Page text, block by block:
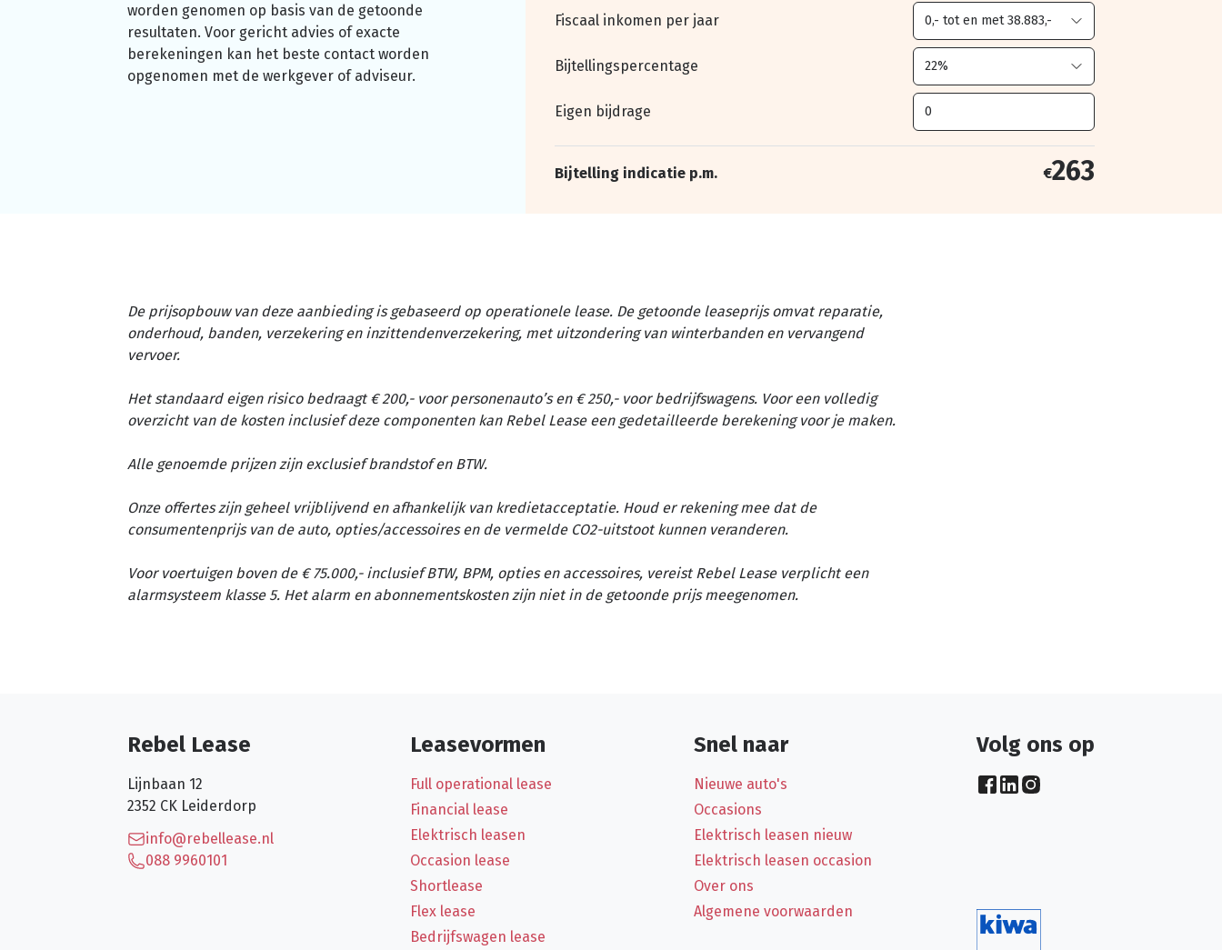
worden genomen op basis van de getoonde
resultaten. Voor gericht advies of exacte
berekeningen kan het beste contact worden
opgenomen met de werkgever of adviseur.
Fiscaal inkomen per jaar
Bijtellingspercentage
Eigen bijdrage
Bijtelling indicatie p.m. €263
De prijsopbouw van deze aanbieding is gebaseerd op operationele lease. De getoonde leaseprijs omvat reparatie,
onderhoud, banden, verzekering en inzittendenverzekering, met uitzondering van winterbanden en vervangend
vervoer.
Het standaard eigen risico bedraagt € 200,- voor personenauto’s en € 250,- voor bedrijfswagens. Voor een volledig
overzicht van de kosten inclusief deze componenten kan Rebel Lease een gedetailleerde berekening voor je maken.
Alle genoemde prijzen zijn exclusief brandstof en BTW.
Onze offertes zijn geheel vrijblijvend en afhankelijk van kredietacceptatie. Houd er rekening mee dat de
consumentenprijs van de auto, opties/accessoires en de vermelde CO2-uitstoot kunnen veranderen.
Voor voertuigen boven de € 75.000,- inclusief BTW, BPM, opties en accessoires, vereist Rebel Lease verplicht een
alarmsysteem klasse 5. Het alarm en abonnementskosten zijn niet in de getoonde prijs meegenomen.
Rebel Lease
Lijnbaan 12
2352 CK Leiderdorp
info@rebellease.nl
088 9960101
Leasevormen
Full operational lease
Financial lease
Elektrisch leasen
Occasion lease
Shortlease
Flex lease
Bedrijfswagen lease
Snel naar
Nieuwe auto's
Occasions
Elektrisch leasen nieuw
Elektrisch leasen occasion
Over ons
Algemene voorwaarden
Volg ons op